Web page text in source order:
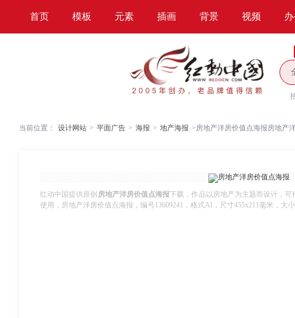
首页 模板 元素 插画 背景 视频
当前位置： 设计网站 > 平面广告 > 海报 > 地产海报 >房地产洋房价值点海报房地产
红动中国提供原创 房地产洋房价值点海报下载，作品以房地产为主题而设计，
使用，房地产洋房价值点海报，编号13609241，格式AI，尺寸455x211毫米，大